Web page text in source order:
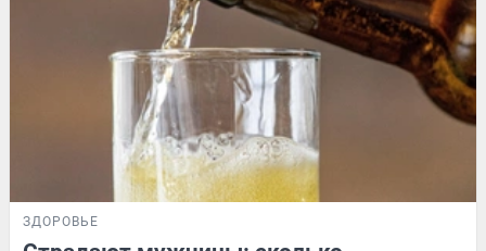
ЗДОРОВЬЕ